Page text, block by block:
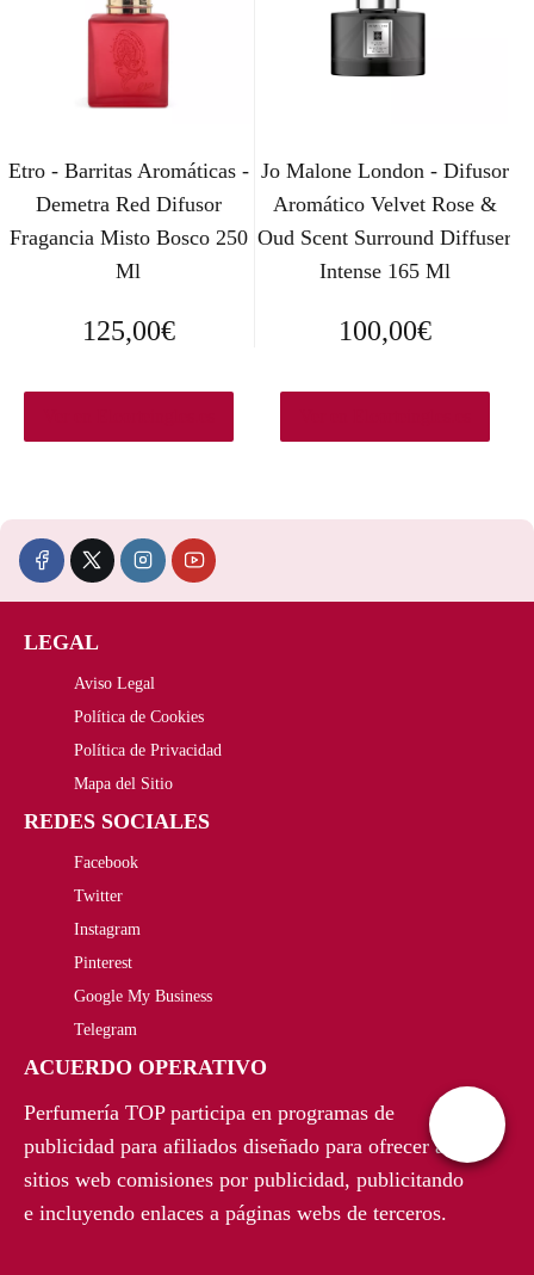
Etro - Barritas Aromáticas -
Demetra Red Difusor
Fragancia Misto Bosco 250
Ml
125,00€
Jo Malone London - Difusor
Aromático Velvet Rose &
Oud Scent Surround Diffuser
Intense 165 Ml
100,00€
LEGAL
Aviso Legal
Política de Cookies
Política de Privacidad
Mapa del Sitio
REDES SOCIALES
Facebook
Twitter
Instagram
Pinterest
Google My Business
Telegram
ACUERDO OPERATIVO
Perfumería TOP participa en programas de
publicidad para afiliados diseñado para ofrecer a
sitios web comisiones por publicidad, publicitando
e incluyendo enlaces a páginas webs de terceros.